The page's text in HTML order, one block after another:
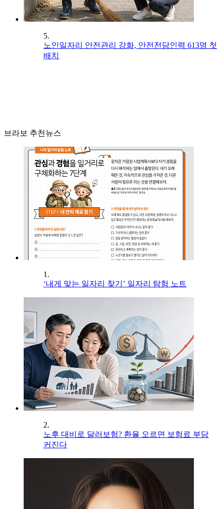
5.
노인일자리 안전관리 강화, 안전전담인력 613명 첫
배치
브라보 추천뉴스
1.
‘내게 맞는 일자리 찾기’ 일자리 탐험 노트
2.
노후 대비로 달러보험? 환율 오르면 보험료 부담
커진다